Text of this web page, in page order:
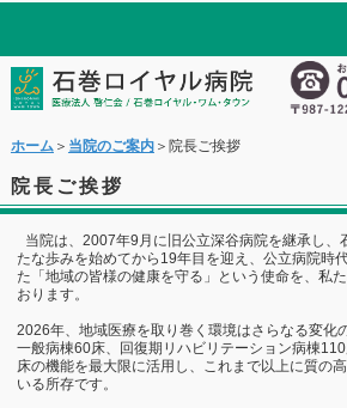
ホーム＞ 当院のご案内＞院長ご挨拶
院長ご挨拶
当院は、2007年9 月に旧公立深谷病院を継承し
たな歩みを始めてから 19年目を迎え、公立病院時
た「地域の皆様の健康を守る」という使命を、私
おります。
2026年、地域医療を取り巻く環境はさらなる変化
一般病棟60床、回復期リハビリテーション病棟110
床の機能を最大限に活用し、これまで以上に質の
いる所存です。